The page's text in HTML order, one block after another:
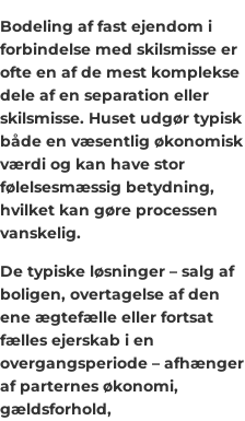
Bodeling af fast ejendom i
forbindelse med skilsmisse er
ofte en af de mest komplekse
dele af en separation eller
skilsmisse. Huset udgør typisk
både en væsentlig økonomisk
værdi og kan have stor
følelsesmæssig betydning,
hvilket kan gøre processen
vanskelig.
De typiske løsninger – salg af
boligen, overtagelse af den
ene ægtefælle eller fortsat
fælles ejerskab i en
overgangsperiode – afhænger
af parternes økonomi,
gældsforhold,